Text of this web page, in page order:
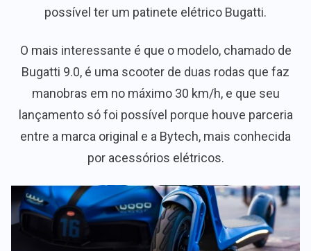
possível ter um patinete elétrico Bugatti.
O mais interessante é que o modelo, chamado de
Bugatti 9.0, é uma scooter de duas rodas que faz
manobras em no máximo 30 km/h, e que seu
lançamento só foi possível porque houve parceria
entre a marca original e a Bytech, mais conhecida
por acessórios elétricos.